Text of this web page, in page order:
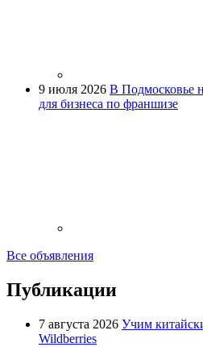
9 июля 2026 В Подмосковье
для бизнеса по франшизе
Все объявления
Публикации
7 августа 2026 Учим
Wildberries